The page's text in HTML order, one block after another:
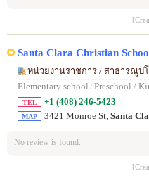
Santa Clara Christian
หน่วยงานราชการ / สาธารณูป
Elementary school / Preschool /
TEL +1 (408) 246-5423
MAP 3421 Monroe St, Santa
No review is found.